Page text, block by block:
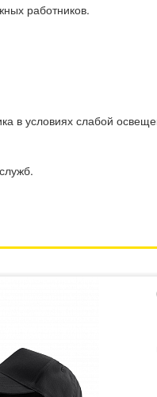
работников.
в условиях слабой